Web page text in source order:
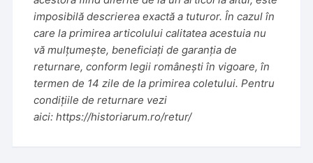
imposibilă descrierea exactă a tuturor. În cazul în
care la primirea articolului calitatea acestuia nu
vă mulțumește, beneficiați de garanția de
returnare, conform legii românești în vigoare, în
termen de 14 zile de la primirea coletului. Pentru
condițiile de returnare vezi
aici:https://historiarum.ro/retur/